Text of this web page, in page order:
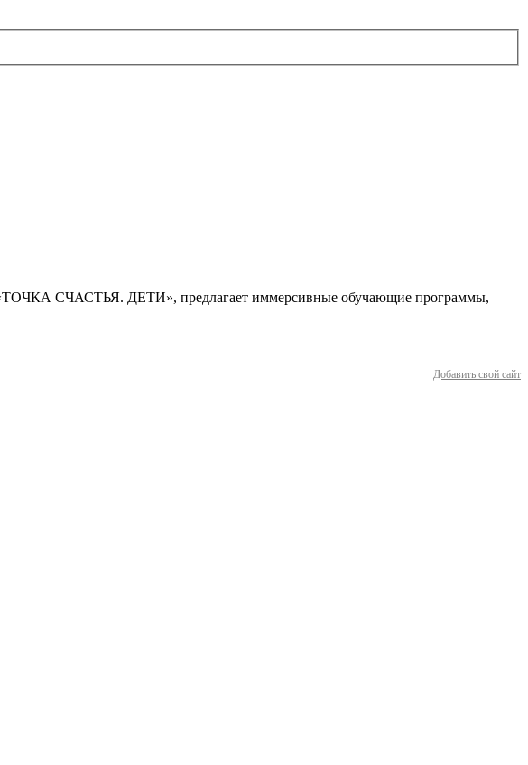
«ТОЧКА СЧАСТЬЯ. ДЕТИ», предлагает иммерсивные обучающие программы,
Добавить свой сайт